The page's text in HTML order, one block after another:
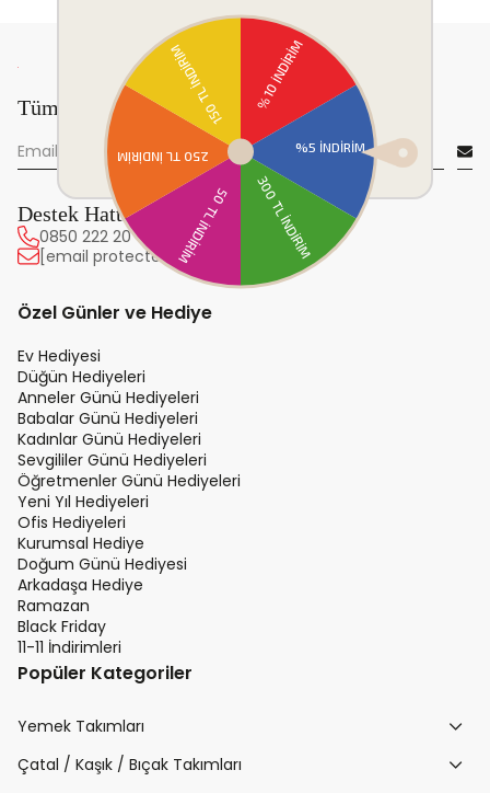
Tüm yeniliklerden önce sen haberdar ol!
Destek Hattı
0850 222 20 63
[email protected]
Özel Günler ve Hediye
Ev Hediyesi
Düğün Hediyeleri
Anneler Günü Hediyeleri
Babalar Günü Hediyeleri
Kadınlar Günü Hediyeleri
Sevgililer Günü Hediyeleri
Öğretmenler Günü Hediyeleri
Yeni Yıl Hediyeleri
Ofis Hediyeleri
Kurumsal Hediye
Doğum Günü Hediyesi
Arkadaşa Hediye
Ramazan
Black Friday
11-11 İndirimleri
Popüler Kategoriler
Yemek Takımları
Çatal / Kaşık / Bıçak Takımları